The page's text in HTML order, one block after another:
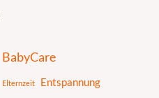
BabyCare
Elternzeit Entspannung